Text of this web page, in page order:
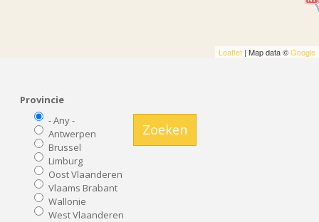
Leaflet | Map data ©Google
Provincie
- Any -
Antwerpen
Brussel
Limburg
Oost Vlaanderen
Vlaams Brabant
Wallonie
West Vlaanderen
Zoeken